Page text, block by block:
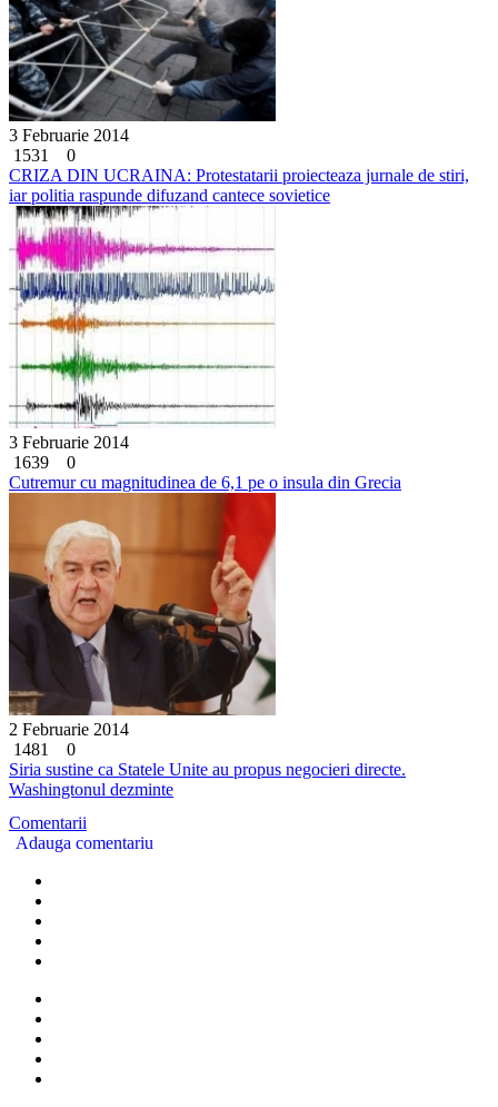
3 Februarie 2014
1531
0
CRIZA DIN UCRAINA: Protestatarii proiecteaza jurnale de stiri,
iar politia raspunde difuzand cantece sovietice
3 Februarie 2014
1639
0
Cutremur cu magnitudinea de 6,1 pe o insula din Grecia
2 Februarie 2014
1481
0
Siria sustine ca Statele Unite au propus negocieri directe.
Washingtonul dezminte
Comentarii
Adauga comentariu